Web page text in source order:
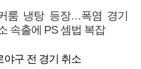
룸 냉탕 등장…폭염 경기
속출에 PS 셈법 복잡
구 전 경기 취소